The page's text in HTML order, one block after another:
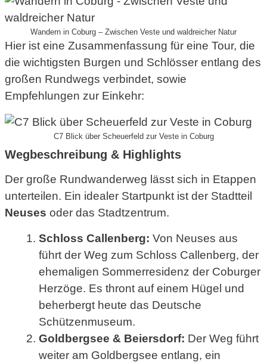
Wandern in Coburg – Zwischen Veste und waldreicher Natur
Hier ist eine Zusammenfassung für eine Tour, die
die wichtigsten Burgen und Schlösser entlang des
großen Rundwegs verbindet, sowie
Empfehlungen zur Einkehr:
C7 Blick über Scheuerfeld zur Veste in Coburg
Wegbeschreibung & Highlights
Der große Rundwanderweg lässt sich in Etappen
unterteilen. Ein idealer Startpunkt ist der Stadtteil
Neuses oder das Stadtzentrum.
Schloss Callenberg: Von Neuses aus
führt der Weg zum Schloss Callenberg, der
ehemaligen Sommerresidenz der Coburger
Herzöge. Es thront auf einem Hügel und
beherbergt heute das Deutsche
Schützenmuseum.
Goldbergsee & Beiersdorf: Der Weg führt
weiter am Goldbergsee entlang, ein